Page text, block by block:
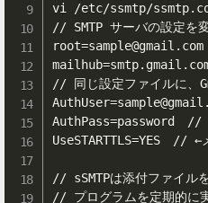
vi /etc/ssmtp/
// SMTP サーバの設定を変
// 同じ設定ファイルに、
AuthPass=password　//
UseSTARTTLS=YES　// ←
// sSMTPは添付ファイ
// プログラムを定期的に